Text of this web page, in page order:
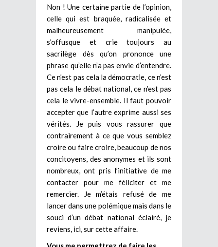
Non ! Une certaine partie de l’opinion,
celle qui est braquée, radicalisée et
malheureusement manipulée,
s’offusque et crie toujours au
sacrilège dès qu’on prononce une
phrase qu’elle n’a pas envie d’entendre.
Ce n’est pas cela la démocratie, ce n’est
pas cela le débat national, ce n’est pas
cela le vivre-ensemble. Il faut pouvoir
accepter que l’autre exprime aussi ses
vérités. Je puis vous rassurer que
contrairement à ce que vous semblez
croire ou faire croire, beaucoup de nos
concitoyens, des anonymes et ils sont
nombreux, ont pris l’initiative de me
contacter pour me féliciter et me
remercier. Je m’étais refusé de me
lancer dans une polémique mais dans le
souci d’un débat national éclairé, je
reviens, ici, sur cette affaire.